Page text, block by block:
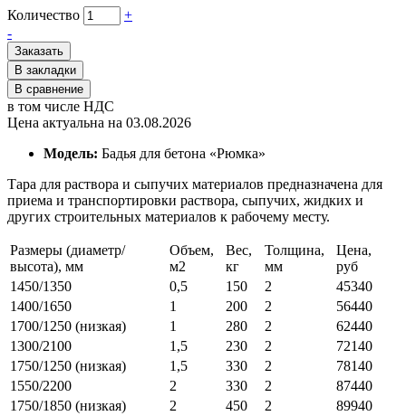
Количество
+
-
Заказать
В закладки
В сравнение
в том числе НДС
Цена актуальна на 03.08.2026
Модель: Бадья для бетона «Рюмка»
Тара для раствора и сыпучих материалов предназначена для
приема и транспортировки раствора, сыпучих, жидких и
других строительных материалов к рабочему месту.
Размеры (диаметр/
высота), мм
Объем,
м2
Вес,
кг
Толщина,
мм
Цена,
руб
1450/1350
0,5 150 2
45340
1400/1650
1 200 2
56440
1700/1250 (низкая)
1 280 2
62440
1300/2100
1,5 230 2
72140
1750/1250 (низкая)
1,5 330 2
78140
1550/2200
2 330 2
87440
1750/1850 (низкая)
2 450 2
89940